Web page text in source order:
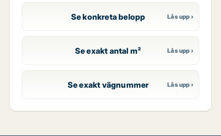
Se konkreta belopp
Se exakt antal m²
Se exakt vägnummer